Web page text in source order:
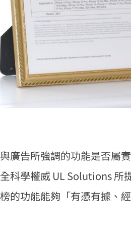
廣告所強調的功能是否屬
科學權威 UL Solutions 所
的功能能夠「有憑有據、